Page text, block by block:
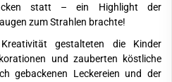
statt – ein Highlight der
zum Strahlen brachte!
gestalteten die Kinder
und zauberten köstliche
gebackenen Leckereien und der